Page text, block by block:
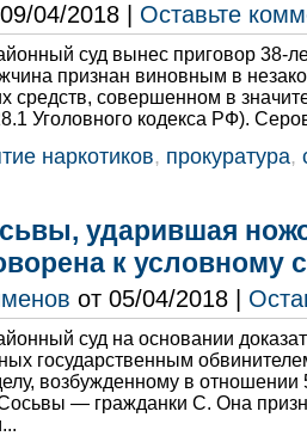
04/2018 | Оставьте
суд вынес приговор 38-
признан виновным в
средств, совершенном в
Уголовного кодекса РФ).
наркотиков, прокуратура,
ударившая
к условному
от 05/04/2018 |
суд на основании
государственным
возбужденному в отношении
— гражданки С. Она